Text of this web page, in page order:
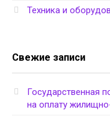
Техника и
Свежие записи
Государственная
на оплату